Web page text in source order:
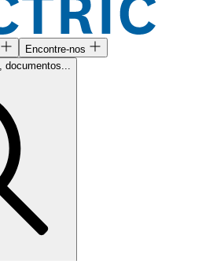
Encontre-nos
documentos...